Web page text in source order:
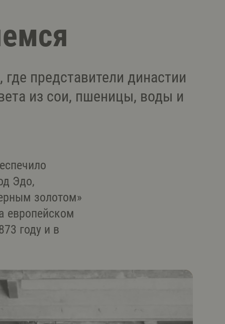
представители династии
из сои, пшеницы, воды и
Эдо,
золотом»
европейском
году и в